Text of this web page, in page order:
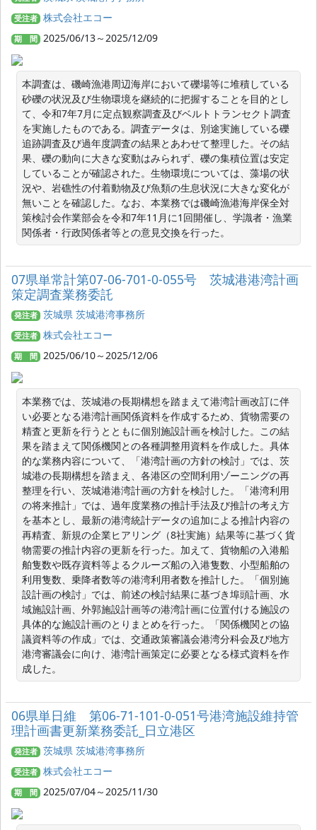
受注者 株式会社エコー
期 間 2025/06/13～2025/12/09
本調査は、磯崎漁港周辺海岸において礫場等に堆積している
砂礫の状況及び生物環境を継続的に把握することを目的とし
て、令和7年7月に定点観察調査及びベルトトランセクト調査
を実施したものである。調査データは、別途実施している礫
追跡調査及び過年度調査の結果とあわせて整理した。その結
果、礫の動向に大きな変動はみられず、礫の集積位置は安定
していることが確認された。生物環境については、藻場の状
況や、岩礁性の付着動物及び魚類の生息状況に大きな変化が
無いことを確認した。なお、本業務では磯崎漁港海岸保全対
策検討会作業部会を令和7年11月に1回開催し、学識者・漁業
関係者・行政関係者等との意見交換を行った。
07県単常計第07-06-701-0-055号 茨城港港湾計画
策定調査業務委託
発注者 茨城県 茨城港湾事務所
受注者 株式会社エコー
期 間 2025/06/10～2025/12/06
本業務では、茨城港の長期構想を踏まえて港湾計画改訂に伴
い必要となる港湾計画関係資料を作成するため、貨物需要の
精査と更新を行うとともに個別施設計画を検討した。この結
果を踏まえて関係機関との各種調整用資料を作成した。具体
的な業務内容について、「港湾計画の方針の検討」では、茨
城港の長期構想を踏まえ、各港区の空間利用ゾーニングの再
整理を行い、茨城港港湾計画の方針を検討した。「港湾利用
の将来推計」では、過年度業務の推計手法及び推計の考え方
を基本とし、最新の港湾統計データの追加による推計内容の
再精査、新規の企業ヒアリング（8社実施）結果等に基づく貨
物需要の推計内容の更新を行った。加えて、貨物船の入港船
舶隻数や既存資料等よるクルーズ船の入港隻数、小型船舶の
利用隻数、乗降者数等の港湾利用者数を推計した。「個別施
設計画の検討」では、前述の検討結果に基づき埠頭計画、水
域施設計画、外郭施設計画等の港湾計画に位置付ける施設の
具体的な施設計画のとりまとめを行った。「関係機関との協
議資料等の作成」では、交通政策審議会港湾分科会及び地方
港湾審議会に向け、港湾計画策定に必要となる様式資料を作
成した。
06県単日維 第06-71-101-0-051号港湾施設維持管
理計画書更新業務委託_日立港区
発注者 茨城県 茨城港湾事務所
受注者 株式会社エコー
期 間 2025/07/04～2025/11/30